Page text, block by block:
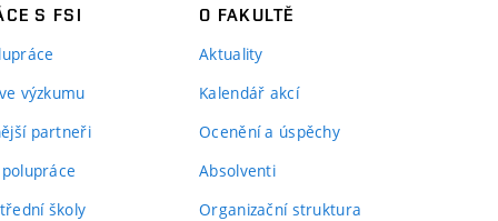
S FSI
výzkumu
partneři
školy
O FAKULTĚ
Aktuality
Kalendář akcí
Ocenění a úspěchy
Absolventi
Organizační struktura